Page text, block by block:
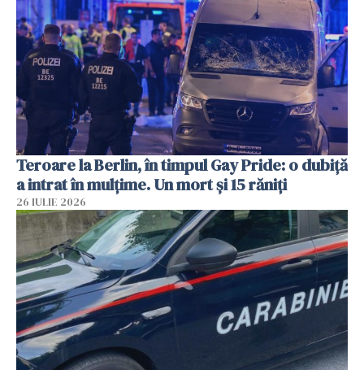
Teroare la Berlin, în timpul Gay Pride: o dubiță
a intrat în mulțime. Un mort și 15 răniți
26 IULIE 2026